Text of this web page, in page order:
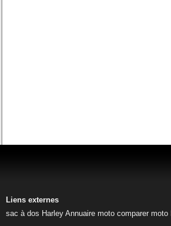
Liens externes
sac à dos Harley Annuaire moto comparer moto